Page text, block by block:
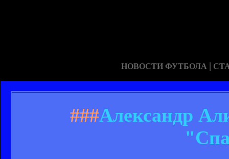
НОВОСТИ ФУТБОЛА |
###Александр